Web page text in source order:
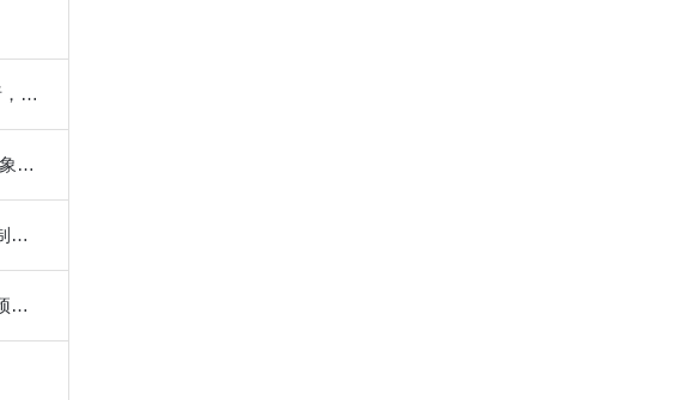
7要素气象站：多维度气象分析，数据价值高
新型自动气象站-可随时观测气象数据的一款设备
景区生态环境监测站：量身定制，为景区生态环境保驾护航
智能化环境监测设备：自定义预警阈值，适配不同场景需求